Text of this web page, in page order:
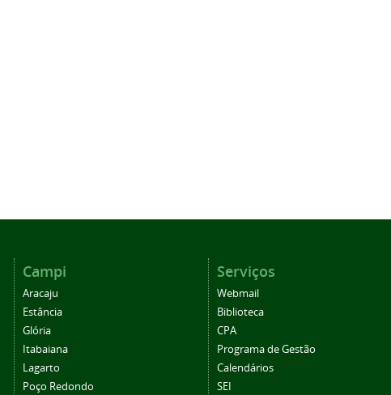
Campi
Aracaju
Estância
Glória
Itabaiana
Lagarto
Poço Redondo
Serviços
Webmail
Biblioteca
CPA
Programa de Gestão
Calendários
SEI